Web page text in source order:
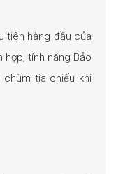
tiên hàng đầu của
tính năng Bảo
tia chiếu khi